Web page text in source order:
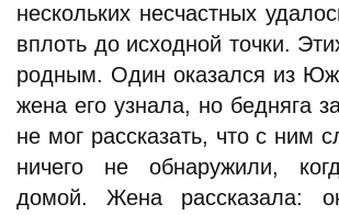
нескольких несчастных
вплоть до исходной точки.
родным. Один оказался из
жена его узнала, но бедняга
не мог рассказать, что с ним
ничего не обнаружили,
домой. Жена рассказала: